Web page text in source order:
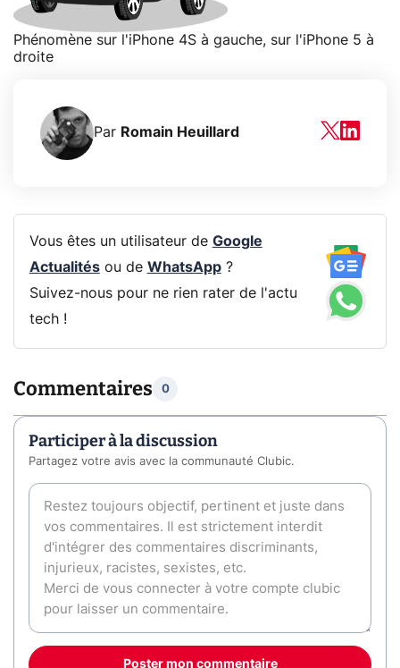
Phénomène sur l'iPhone 4S à gauche, sur l'iPhone 5 à
droite
Par Romain Heuillard
Vous êtes un utilisateur de Google
Actualitésou de WhatsApp?
Suivez-nous pour ne rien rater de l'actu
tech !
Commentaires 0
Participer à la discussion
Partagez votre avis avec la communauté Clubic.
Poster mon commentaire